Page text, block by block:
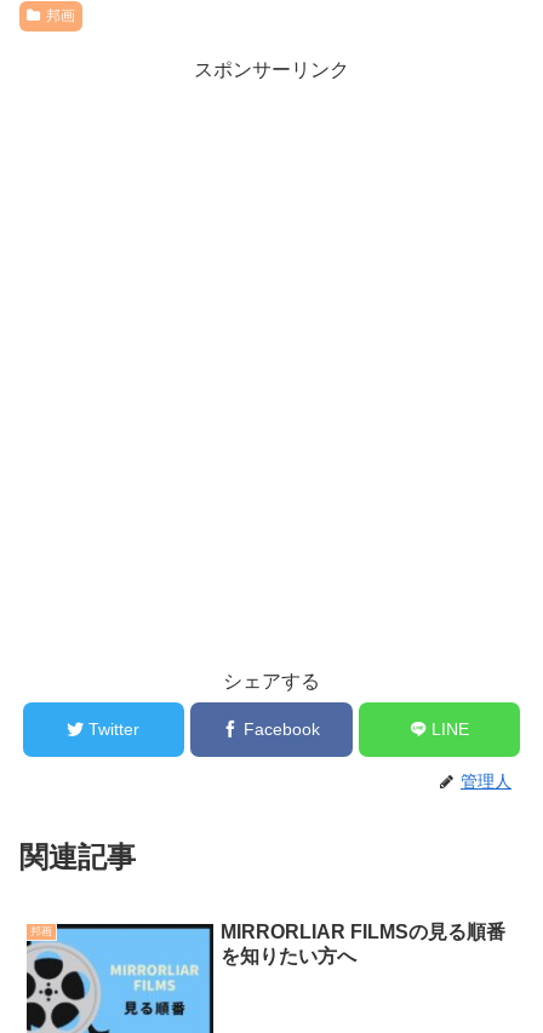
邦画
スポンサーリンク
シェアする
Twitter Facebook LINE
管理人
関連記事
邦画
MIRRORLIAR FILMSの見る順番
を知りたい方へ